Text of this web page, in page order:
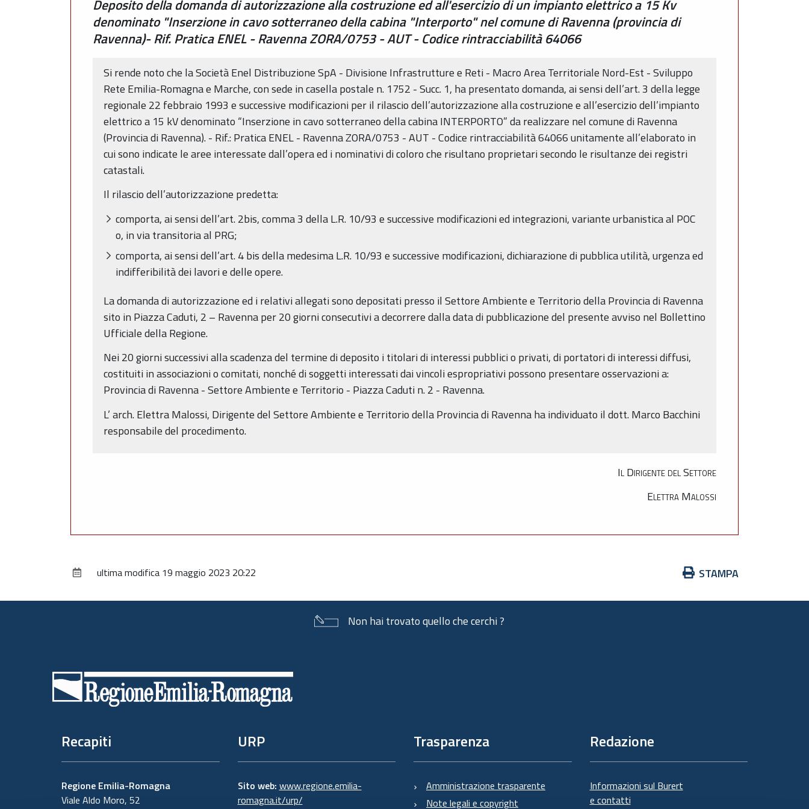
Deposito della domanda di autorizzazione alla costruzione ed all'esercizio di un impianto elettrico a 15 Kv
denominato "Inserzione in cavo sotterraneo della cabina "Interporto" nel comune di Ravenna (provincia di
Ravenna)- Rif. Pratica ENEL - Ravenna ZORA/0753 - AUT - Codice rintracciabilità 64066
Si rende noto che la Società Enel Distribuzione SpA - Divisione Infrastrutture e Reti - Macro Area Territoriale Nord-Est - Sviluppo
Rete Emilia-Romagna e Marche, con sede in casella postale n. 1752 - Succ. 1, ha presentato domanda, ai sensi dell’art. 3 della legge
regionale 22 febbraio 1993 e successive modificazioni per il rilascio dell’autorizzazione alla costruzione e all’esercizio dell’impianto
elettrico a 15 kV denominato “Inserzione in cavo sotterraneo della cabina INTERPORTO” da realizzare nel comune di Ravenna
(Provincia di Ravenna). - Rif.: Pratica ENEL - Ravenna ZORA/0753 - AUT - Codice rintracciabilità 64066 unitamente all’elaborato in
cui sono indicate le aree interessate dall’opera ed i nominativi di coloro che risultano proprietari secondo le risultanze dei registri
catastali.
Il rilascio dell’autorizzazione predetta:
comporta, ai sensi dell’art. 2bis, comma 3 della L.R. 10/93 e successive modificazioni ed integrazioni, variante urbanistica al POC
o, in via transitoria al PRG;
comporta, ai sensi dell’art. 4 bis della medesima L.R. 10/93 e successive modificazioni, dichiarazione di pubblica utilità, urgenza ed
indifferibilità dei lavori e delle opere.
La domanda di autorizzazione ed i relativi allegati sono depositati presso il Settore Ambiente e Territorio della Provincia di Ravenna
sito in Piazza Caduti, 2 – Ravenna per 20 giorni consecutivi a decorrere dalla data di pubblicazione del presente avviso nel Bollettino
Ufficiale della Regione.
Nei 20 giorni successivi alla scadenza del termine di deposito i titolari di interessi pubblici o privati, di portatori di interessi diffusi,
costituiti in associazioni o comitati, nonché di soggetti interessati dai vincoli espropriativi possono presentare osservazioni a:
Provincia di Ravenna - Settore Ambiente e Territorio - Piazza Caduti n. 2 - Ravenna.
L’ arch. Elettra Malossi, Dirigente del Settore Ambiente e Territorio della Provincia di Ravenna ha individuato il dott. Marco Bacchini
responsabile del procedimento.
Il Dirigente del Settore
Elettra Malossi
Azioni
documento
STAMPA
ultima modifica 19 maggio 2023 20:22
Non hai trovato quello che cerchi ?
Recapiti
Regione Emilia-Romagna
Viale Aldo Moro, 52
URP
Sito web: www.regione.emilia-
romagna.it/urp/
Trasparenza
Amministrazione trasparente
Note legali e copyright
Redazione
Informazioni sul Burert
e contatti